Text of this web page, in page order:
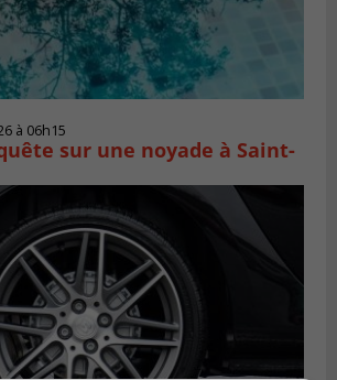
à 06h15
sur une noyade à Saint-